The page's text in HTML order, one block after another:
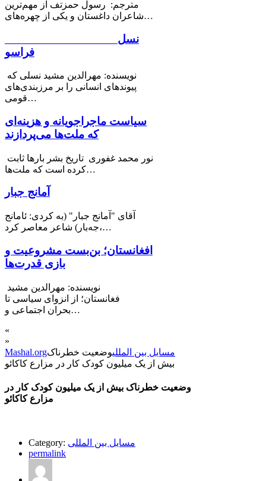
مترجم: رسول حمزتف از مهم‌ترین
شاعران داغستان و یکی از چهره‌های…
فراسو
پیوندهای انسانی را بر مرزبندی‌های
قومی…
سیاست ماجراجویانه و هزینه‌ای
که ملت‌ها می‌پردازند
کرده است که ملت‌ها…
آمانج جبار
آقای "آمانج جبار" (به کردی: ئامانج
جەبار) شاعر معاصر کرد،…
افغانستان؛ بن‌بست مشروعیت و
بازی قدرت‌ها
فغانستان؛ از انزوای سیاسی تا
بحران اجتماعی و…
«
»
Mashal.org
مسایل بین المللیوضعیت خطرناک
بیش از یک میلیون کودک کار در مزارع کاکائو
وضعیت خطرناک بیش از یک میلیون کودک کار در
مزارع کاکائو
Category: مسایل بین المللی
permalink